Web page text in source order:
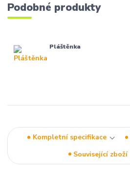
Podobné produkty
Pláštěnka
Kompletní specifikace
Související zboží